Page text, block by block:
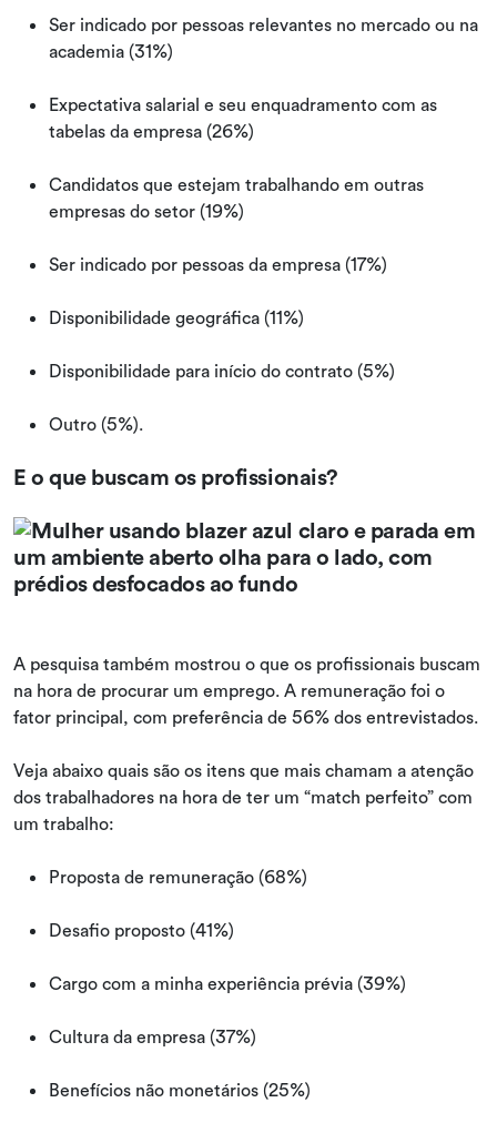
Ser indicado por pessoas relevantes no mercado ou na
academia (31%)
Expectativa salarial e seu enquadramento com as
tabelas da empresa (26%)
Candidatos que estejam trabalhando em outras
empresas do setor (19%)
Ser indicado por pessoas da empresa (17%)
Disponibilidade geográfica (11%)
Disponibilidade para início do contrato (5%)
Outro (5%).
E o que buscam os profissionais?
A pesquisa também mostrou o que os profissionais buscam
na hora de procurar um emprego. A remuneração foi o
fator principal, com preferência de 56% dos entrevistados.
Veja abaixo quais são os itens que mais chamam a atenção
dos trabalhadores na hora de ter um “match perfeito” com
um trabalho:
Proposta de remuneração (68%)
Desafio proposto (41%)
Cargo com a minha experiência prévia (39%)
Cultura da empresa (37%)
Benefícios não monetários (25%)